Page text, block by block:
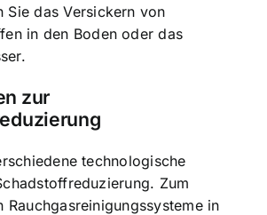
Sie das Versickern von
in den Boden oder das
zur
technologische
Zum
Rauchgasreinigungssysteme in